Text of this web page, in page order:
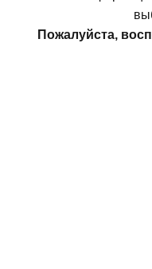
Пожалуйста,